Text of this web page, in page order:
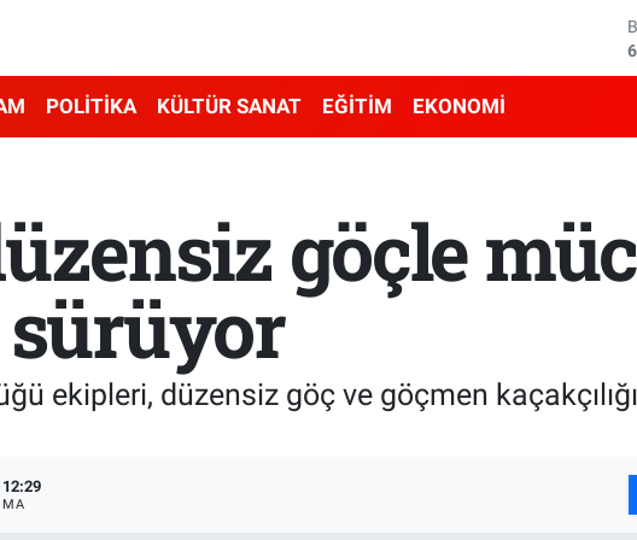
POLİTİKA KÜLTÜR SANAT EĞİTİM EKONOMİ
göçle
sürüyor
ekipleri, düzensiz göç ve göçmen